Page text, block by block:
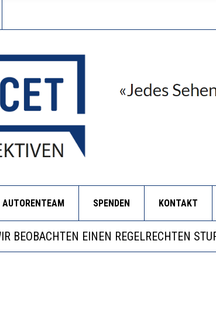
AUTORENTEAM SPENDEN KONTAKT
WILL MEHR EVIDENZ UND WILL WISSEN,
WÄCHST, WAS KINDER TRÄGT
BEOBACHTEN EINEN REGELRECHTEN
VERSTÄRKTE HARMONISIERUNG IM
WILL MEHR EVIDENZ UND WILL WISSEN,